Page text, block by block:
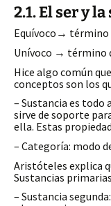
2.1. El ser y
Equívoco→ término
Unívoco → término
Hice algo común
conceptos son los
– Sustancia es todo
sirve de soporte
ella. Estas
– Categoría: modo
Aristóteles explica
Sustancias
– Sustancia